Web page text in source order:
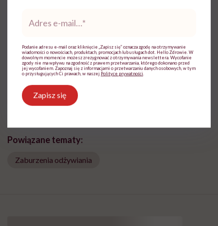
Z wykształcenia nauczycielka języka
Wierzy, że słowa mają moc
Zobacz profil
Udostępnij
Powiązane tematy:
Zaburzenia odżywiania
mail*
Podanie adresu e-mail oraz kliknięcie „Zapisz się” oznacza zgodę na otrzymywanie
wiadomości o nowościach, produktach, promocjach lub usługach dot. Hello Zdrowie. W
dowolnym momencie możesz zrezygnować z otrzymywania newslettera. Wycofanie
zgody nie ma wpływu na zgodność z prawem przetwarzania, którego dokonano przed
jej wycofaniem. Zapoznaj się z informacjami o przetwarzaniu danych osobowych, w tym
o przysługujących Ci prawach, w naszej Polityce prywatności
Zapisz się